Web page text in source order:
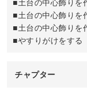
■土台の中心飾り
■土台の中心飾り
■土台の中心飾り
■やすりがけをする
チャプター